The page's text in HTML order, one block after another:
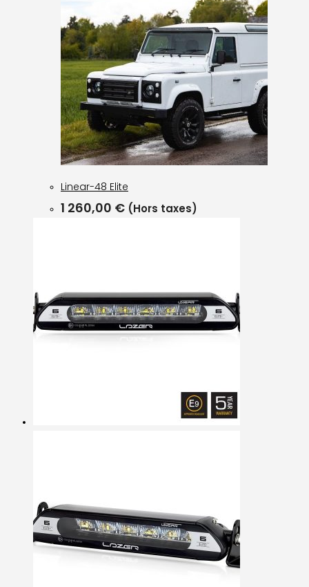
Linear-48 Elite
1 260,00 € (Hors taxes)